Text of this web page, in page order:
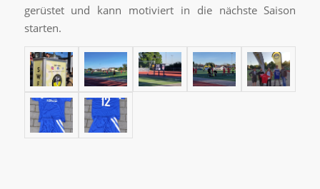
gerüstet und kann motiviert in die nächste Saison
starten.